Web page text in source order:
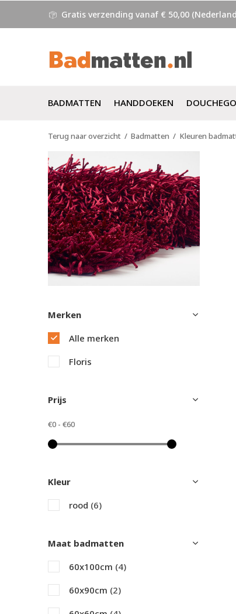
BADMATTEN HANDDOEKEN
Gratis verzending vanaf € 50,00
Terug naar overzicht Badmatten Kleuren
Merken
Alle merken
Floris
Prijs
€0 - €60
Kleur
rood (6)
Maat badmatten
60x100cm (4)
60x90cm (2)